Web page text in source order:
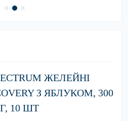
ЖЕЛЕЙНІ
З ЯБЛУКОМ, 300
10 ШТ